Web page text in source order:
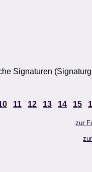
Signaturen
11 12 13 14 15
zur